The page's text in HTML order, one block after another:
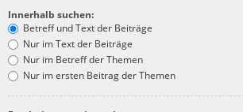
Innerhalb suchen:
Betreff und Text der Beiträge
Nur im Text der Beiträge
Nur im Betreff der Themen
Nur im ersten Beitrag der Themen